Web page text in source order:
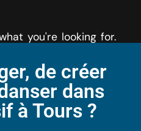
you're looking for.
de créer
dans
à Tours ?